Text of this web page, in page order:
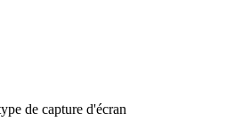
de capture d'écran